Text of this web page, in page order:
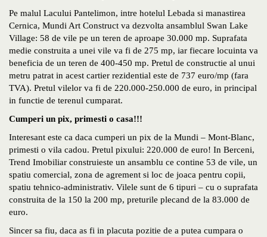
Pe malul Lacului Pantelimon, intre hotelul Lebada si manastirea
Cernica, Mundi Art Construct va dezvolta ansamblul Swan Lake
Village: 58 de vile pe un teren de aproape 30.000 mp. Suprafata
medie construita a unei vile va fi de 275 mp, iar fiecare locuinta va
beneficia de un teren de 400-450 mp. Pretul de constructie al unui
metru patrat in acest cartier rezidential este de 737 euro/mp (fara
TVA). Pretul vilelor va fi de 220.000-250.000 de euro, in principal
in functie de terenul cumparat.
Cumperi un pix, primesti o casa!!!
Interesant este ca daca cumperi un pix de la Mundi – Mont-Blanc,
primesti o vila cadou. Pretul pixului: 220.000 de euro! In Berceni,
Trend Imobiliar construieste un ansamblu ce contine 53 de vile, un
spatiu comercial, zona de agrement si loc de joaca pentru copii,
spatiu tehnico-administrativ. Vilele sunt de 6 tipuri – cu o suprafata
construita de la 150 la 200 mp, preturile plecand de la 83.000 de
euro.
Sincer sa fiu, daca as fi in placuta pozitie de a putea cumpara o